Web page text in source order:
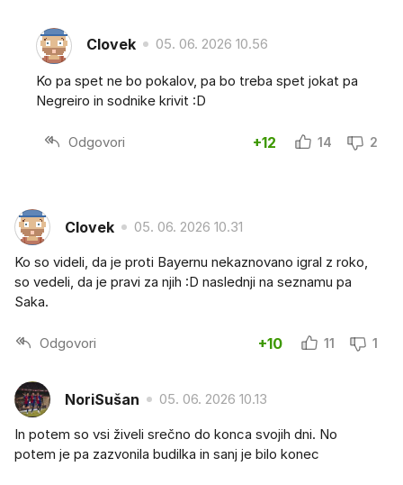
Clovek 05. 06. 2026 10.56
Ko pa spet ne bo pokalov, pa bo treba spet jokat pa
Negreiro in sodnike krivit :D
Odgovori +12 14 2
Clovek 05. 06. 2026 10.31
Ko so videli, da je proti Bayernu nekaznovano igral z roko,
so vedeli, da je pravi za njih :D naslednji na seznamu pa
Saka.
Odgovori +10 11 1
NoriSušan 05. 06. 2026 10.13
In potem so vsi živeli srečno do konca svojih dni. No
potem je pa zazvonila budilka in sanj je bilo konec